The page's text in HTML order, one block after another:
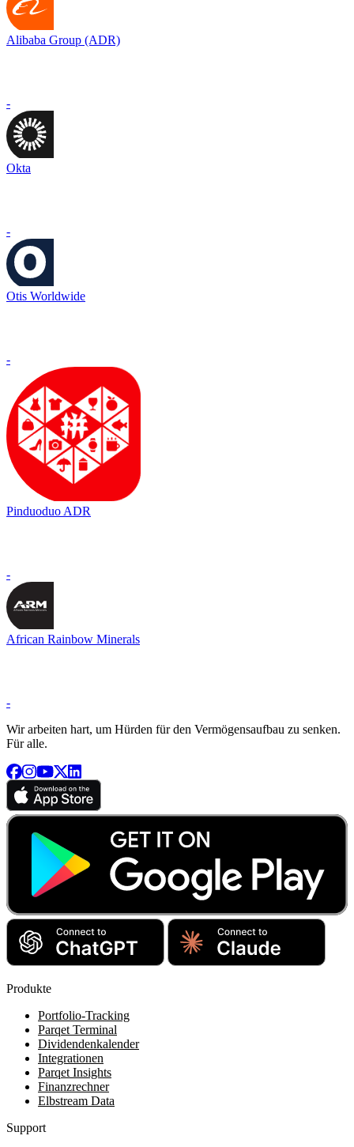
Alibaba Group (ADR)
-
Okta
-
Otis Worldwide
-
Pinduoduo ADR
-
African Rainbow Minerals
-
Wir arbeiten hart, um Hürden für den Vermögensaufbau zu senken.
Für alle.
Produkte
Portfolio-Tracking
Parqet Terminal
Dividendenkalender
Integrationen
Parqet Insights
Finanzrechner
Elbstream Data
Support